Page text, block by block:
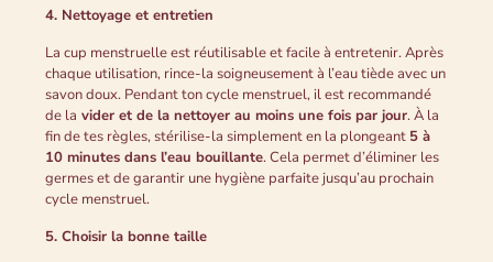
4. Nettoyage et entretien
La cup menstruelle est réutilisable et facile à entretenir. Après
chaque utilisation, rince-la soigneusement à l’eau tiède avec un
savon doux. Pendant ton cycle menstruel, il est recommandé
de la vider et de la nettoyer au moins une fois par jour. À la
fin de tes règles, stérilise-la simplement en la plongeant 5 à
10 minutes dans l’eau bouillante. Cela permet d’éliminer les
germes et de garantir une hygiène parfaite jusqu’au prochain
cycle menstruel.
5. Choisir la bonne taille